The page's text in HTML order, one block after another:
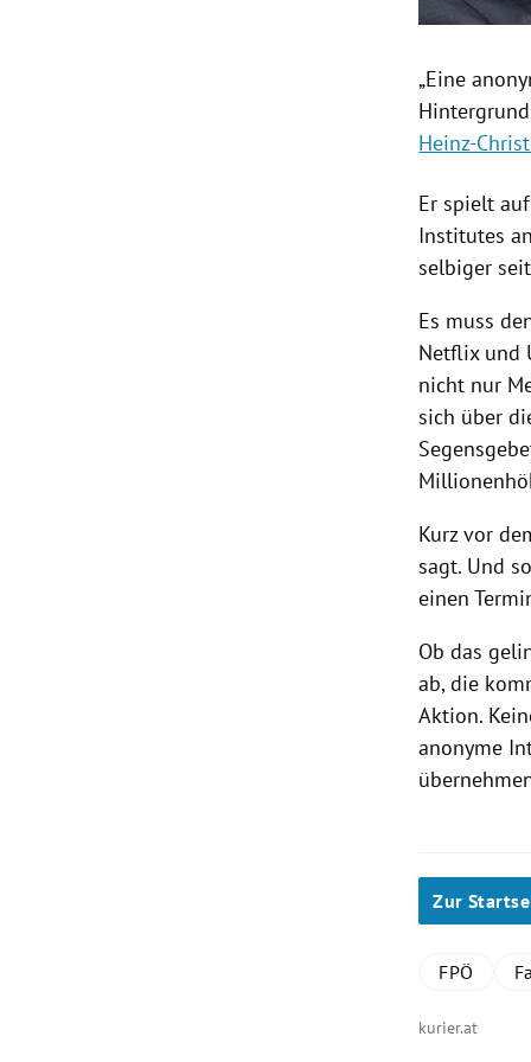
„Eine
Heinz-
Er spielt
Institutes
selbiger
Es muss
Netflixund
nicht nur
sich über
Kurz vor
sagt. Und
einen
Ob das
ab, die
Aktion.
anonyme
Zur
FPÖ
kurier.at